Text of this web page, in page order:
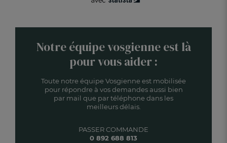
Notre équipe vosgienne est là
pour vous aider :
Toute notre équipe Vosgienne est mobilisée
pour répondre à vos demandes aussi bien
par mail que par téléphone dans les
meilleurs délais.
PASSER COMMANDE
0 892 688 813